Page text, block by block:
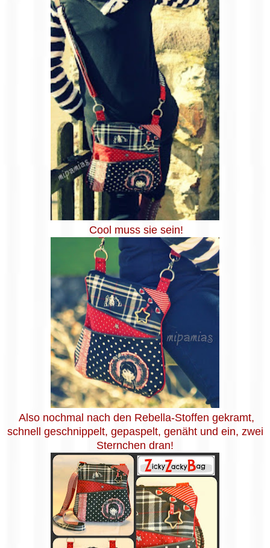
Cool muss sie sein!
Also nochmal nach den Rebella-Stoffen gekramt,
schnell geschnippelt, gepaspelt, genäht und ein, zwei
Sternchen dran!